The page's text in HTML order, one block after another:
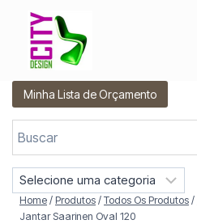
Conteúdo
Minha Lista de Orçamento
eHome / Produtos / Todos Os Produtos /
Jantar Saarinen Oval 120